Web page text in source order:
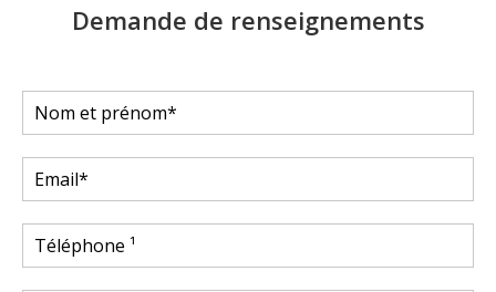
Demande de renseignements